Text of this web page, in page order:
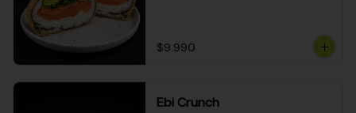
$9.990
Ebi Crunch